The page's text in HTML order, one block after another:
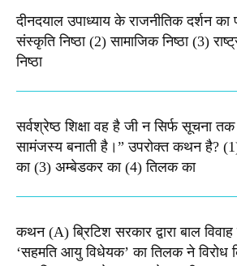
दीनदयाल उपाध्याय के राजनीतिक दर्शन
संस्कृति निष्ठा (2) सामाजिक निष्ठा (3)
निष्ठा
सर्वश्रेष्ठ शिक्षा वह है जी न सिर्फ सूचना
सामंजस्य बनाती है।” उपरोक्त कथन है?
का (3) अम्बेडकर का (4) तिलक का
कथन (A) ब्रिटिश सरकार द्वारा बाल
‘सहमति आयु विधेयक’ का तिलक ने विरोध